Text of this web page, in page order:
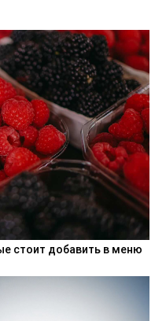
стоит добавить в меню